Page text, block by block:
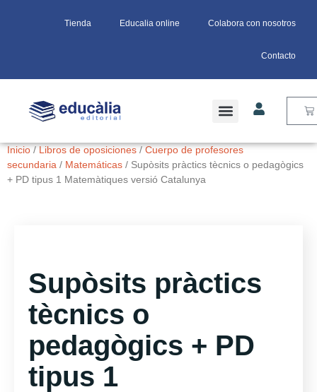
Tienda Educalia online Colabora con nosotros
Contacto
Inicio/Libros de oposiciones/Cuerpo de profesores
secundaria / Matemáticas / Supòsits pràctics tècnics o pedagògics
+ PD tipus 1 Matemàtiques versió Catalunya
Supòsits pràctics
tècnics o
pedagògics + PD
tipus 1